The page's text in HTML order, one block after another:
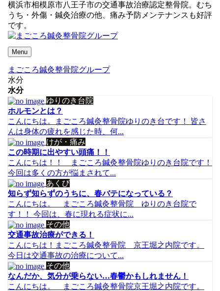
横浜市相模原市八王子市の交通事故治療認定整骨院。むち
うち・外傷・鍼灸治療の他、痛み予防メンテナンスも好評
です。
Menu
まごころ鍼灸整骨院グループ
水分
水分
ゆりのき台院
ホルモンとは？
こんにちは。まごころ鍼灸整骨院ゆりのき台です！ 皆さ
んは身体の疲れを感じた時、何...
けが・痛み
この時期に出やすい頭痛！！
こんにちは！！ まごころ鍼灸整骨院ゆりのき台院です！
今回は多くの方が悩まされて...
あくび
知らず知らずのうちに、春バテになっている？
こんにちは。 まごころ鍼灸整骨院 ゆりのき台院で
す！！ 今回は、春に現れる症状に...
その他
交通事故治療ができる！
こんにちは！まごころ鍼灸整骨院 京王堀之内院です。
今日は交通事故の治療について...
その他
なんだか、気分が乗らない…春鬱かもしれません！
こんにちは。 まごころ鍼灸整骨院京王堀之内院です。